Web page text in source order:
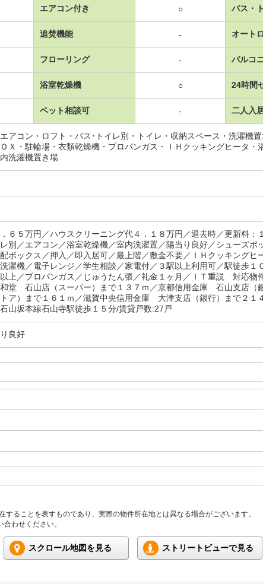
エアコン付き ○ バス・
追焚機能 - オート
フローリング - バルコ
浴室乾燥機 ○ 24時間
ペット相談可 - 二人入
アコン・ロフト・バス･トイレ別・トイレ・収納スペース・洗濯機
Ｘ・駐輪場・衣類乾燥機・プロパンガス・ＩＨクッキングヒータ・
洗濯機置き場
６５万円／ハウスクリーニング代４．１８万円／退去時／更新料
別／エアコン／浴室乾燥機／室内洗濯置／陽当り良好／シューズボ
ボックス／押入／即入居可／最上階／敷金不要／ＩＨクッキング
濯機／電子レンジ／学生相談／家電付／３駅以上利用可／駅徒歩１
上／プロパンガス／じゅうたん張／礼金１ヶ月／ＩＴ重説 対応物
和堂 石山店（スーパー）まで１３７ｍ／京都信用金庫 石山支店
トア）まで１６１ｍ／滋賀中央信用金庫 大津支店（銀行）まで２１
山坂本線石山寺駅徒歩１５分/賃貸戸数:27戸
良好
ることを表すものであり、実際の物件所在地とは異なる場合がございます。
わせください。
スクロール地図を見る ストリートビューで見る